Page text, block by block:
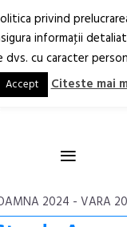
≡
2024 - VARA
privind
informaţii
cu caracter
Accept Citeste mai